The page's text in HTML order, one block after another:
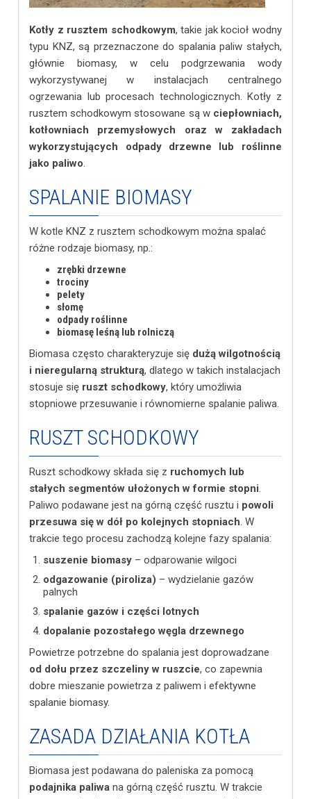
Kotły z rusztem schodkowym, takie jak kocioł wodny
typu KNZ, są przeznaczone do spalania paliw stałych,
głównie biomasy, w celu podgrzewania wody
wykorzystywanej w instalacjach centralnego
ogrzewania lub procesach technologicznych. Kotły z
rusztem schodkowym stosowane są w ciepłowniach,
kotłowniach przemysłowych oraz w zakładach
wykorzystujących odpady drzewne lub roślinne
jako paliwo
SPALANIE BIOMASY
W kotle KNZ z rusztem schodkowym można spalać
różne rodzaje biomasy, np.:
zrębki drzewne
trociny
pelety
słomę
odpady roślinne
biomasę leśną lub rolniczą
Biomasa często charakteryzuje się dużą wilgotnością
i nieregularną strukturą, dlatego w takich instalacjach
stosuje się ruszt schodkowy, który umożliwia
stopniowe przesuwanie i równomierne spalanie paliwa.
RUSZT SCHODKOWY
Ruszt schodkowy składa się z ruchomych lub
stałych segmentów ułożonych w formie stopni
Paliwo podawane jest na górną część rusztu i powoli
przesuwa się w dół po kolejnych stopniach . W
trakcie tego procesu zachodzą kolejne fazy spalania:
suszenie biomasy – odparowanie wilgoci
odgazowanie (piroliza) – wydzielanie gazów
palnych
spalanie gazów i części lotnych
dopalanie pozostałego węgla drzewnego
Powietrze potrzebne do spalania jest doprowadzane
od dołu przez szczeliny w ruszcie, co zapewnia
dobre mieszanie powietrza z paliwem i efektywne
spalanie biomasy.
ZASADA DZIAŁANIA KOTŁA
Biomasa jest podawana do paleniska za pomocą
podajnika paliwa na górną część rusztu. W trakcie